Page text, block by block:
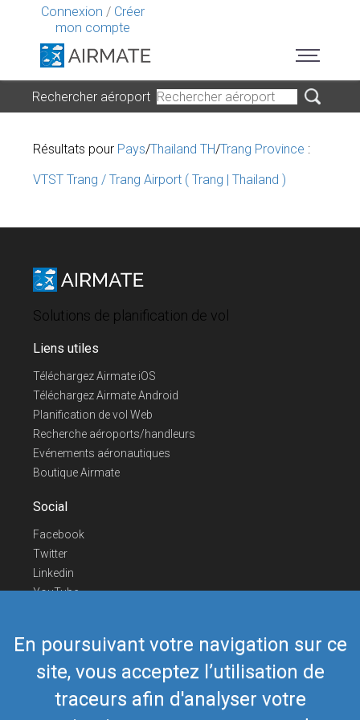
Connexion / Créer
mon compte
En poursuivant votre navigation sur ce
site, vous acceptez l’utilisation de
traceurs afin d'analyser votre
Rechercher aéroport
Résultats pour Pays/Thailand TH/Trang Province :
VTST Trang / Trang Airport ( Trang | Thailand )
Solutions de planification de vol
Liens utiles
Téléchargez Airmate iOS
Téléchargez Airmate Android
Planification de vol Web
Recherche aéroports/handleurs
Evénements aéronautiques
Boutique Airmate
Social
Facebook
Twitter
Linkedin
YouTube
Nous contacter
Téléphone Europe+352 26441835
Téléphone US/Canada418-592-8862